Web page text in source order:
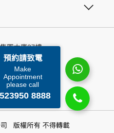
預約請致電
Make
Appointment
please call
8888
團大廈27樓
Linkedin
人資料收集聲明
版權所有 不得轉載